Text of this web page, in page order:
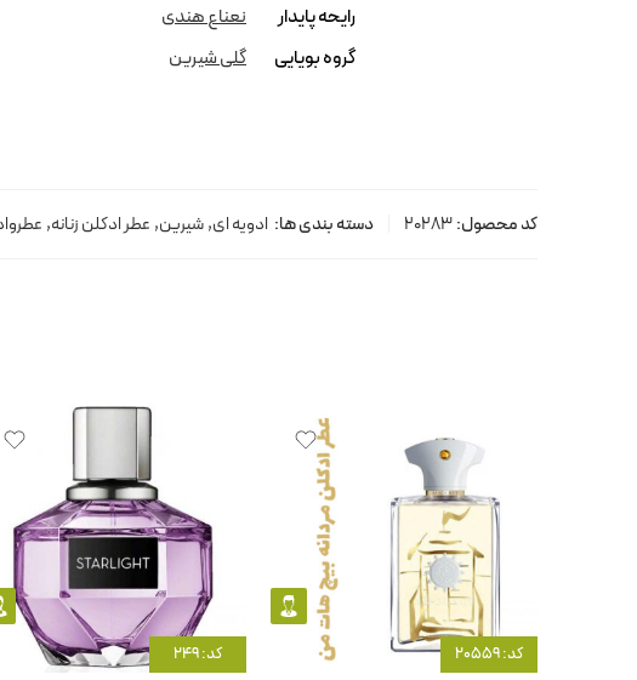
رایحه پایدار
نعناع هندی
گروه بویایی
گلی شیرین
کد محصول:20283 دسته بندی ها: ادویه ای,شیرین, عطر ادکلن زنانه,
کد: 20559 کد: 249